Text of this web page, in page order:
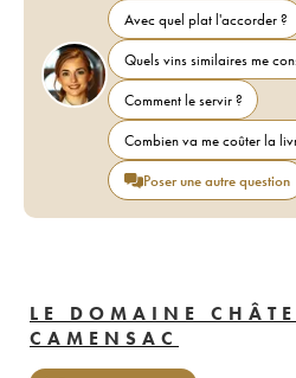
Avec quel plat l'accorder ?
Quels vins similaires me
Comment le servir ?
Combien va me coûter la
Poser une autre question
LE DOMAINE
CAMENSAC